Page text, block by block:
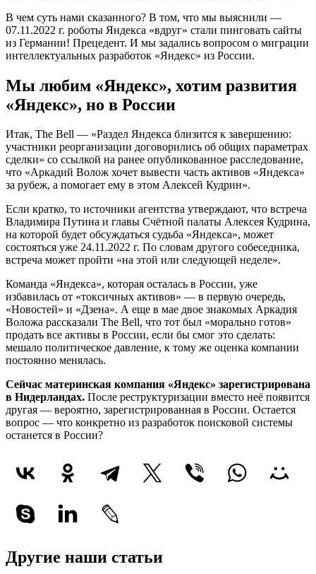
В чем суть нами сказанного? В том, что мы выяснили —
07.11.2022 г. роботы Яндекса «вдруг» стали пинговать сайты
из Германии! Прецедент. И мы задались вопросом о миграции
интеллектуальных разработок «Яндекс» из России.
Мы любим «Яндекс», хотим развития
«Яндекс», но в России
Итак, The Bell — «Раздел Яндекса близится к завершению:
участники реорганизации договорились об общих параметрах
сделки» со ссылкой на ранее опубликованное расследование,
что «Аркадий Волож хочет вывести часть активов «Яндекса»
за рубеж, а помогает ему в этом Алексей Кудрин».
Если кратко, то источники агентства утверждают, что встреча
Владимира Путина и главы Счётной палаты Алексея Кудрина,
на которой будет обсуждаться судьба «Яндекса», может
состояться уже 24.11.2022 г. По словам другого собеседника,
встреча может пройти «на этой или следующей неделе».
Команда «Яндекса», которая осталась в России, уже
избавилась от «токсичных активов» — в первую очередь,
«Новостей» и «Дзена». А еще в мае двое знакомых Аркадия
Воложа рассказали The Bell, что тот был «морально готов»
продать все активы в России, если бы смог это сделать:
мешало политическое давление, к тому же оценка компании
постоянно менялась.
Сейчас материнская компания «Яндекс» зарегистрирована
в Нидерландах. После реструктуризации вместо неё появится
другая — вероятно, зарегистрированная в России. Остается
вопрос — что конкретно из разработок поисковой системы
останется в России?
Другие наши статьи